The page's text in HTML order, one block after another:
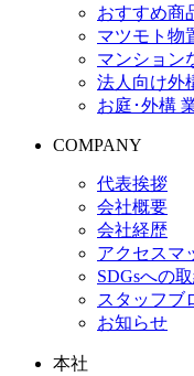
おすすめ商
マツモト物
マンション
法人向け外
お庭･外構
COMPANY
代表挨拶
会社概要
会社経歴
アクセスマ
SDGsへの
スタッフブ
お知らせ
本社